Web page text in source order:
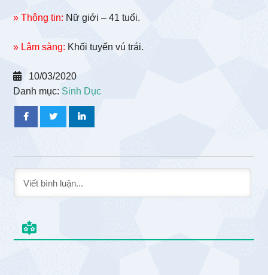
» Thông tin: Nữ giới – 41 tuổi.
» Lâm sàng: Khối tuyến vú trái.
10/03/2020
Danh mục:Sinh Dục